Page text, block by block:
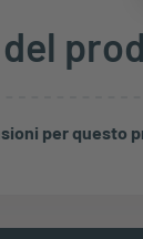
per questo